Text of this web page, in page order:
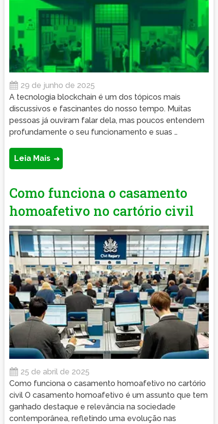
29 de junho de 2025
A tecnologia blockchain é um dos tópicos mais
discussivos e fascinantes do nosso tempo. Muitas
pessoas já ouviram falar dela, mas poucos entendem
profundamente o seu funcionamento e suas …
Leia Mais
Como funciona o casamento
homoafetivo no cartório civil
25 de abril de 2025
Como funciona o casamento homoafetivo no cartório
civil O casamento homoafetivo é um assunto que tem
ganhado destaque e relevância na sociedade
contemporânea, refletindo uma evolução nas